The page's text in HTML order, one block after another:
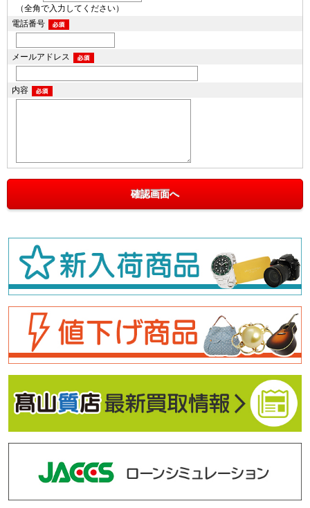
（全角で入力してください）
電話番号
メールアドレス
内容